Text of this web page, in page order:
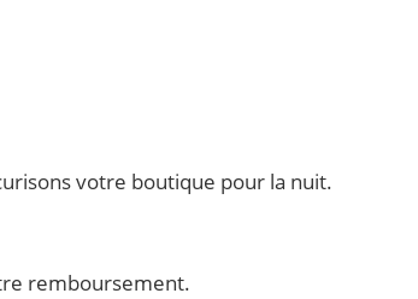
votre boutique pour la nuit.
remboursement.